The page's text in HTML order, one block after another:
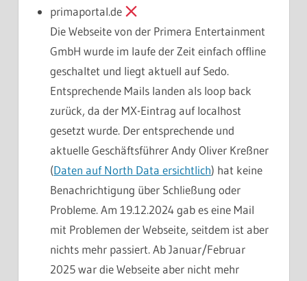
primaportal.de
Die Webseite von der Primera Entertainment
GmbH wurde im laufe der Zeit einfach offline
geschaltet und liegt aktuell auf Sedo.
Entsprechende Mails landen als loop back
zurück, da der MX-Eintrag auf localhost
gesetzt wurde. Der entsprechende und
aktuelle Geschäftsführer Andy Oliver Kreßner
(Daten auf North Data ersichtlich) hat keine
Benachrichtigung über Schließung oder
Probleme. Am 19.12.2024 gab es eine Mail
mit Problemen der Webseite, seitdem ist aber
nichts mehr passiert. Ab Januar/Februar
2025 war die Webseite aber nicht mehr